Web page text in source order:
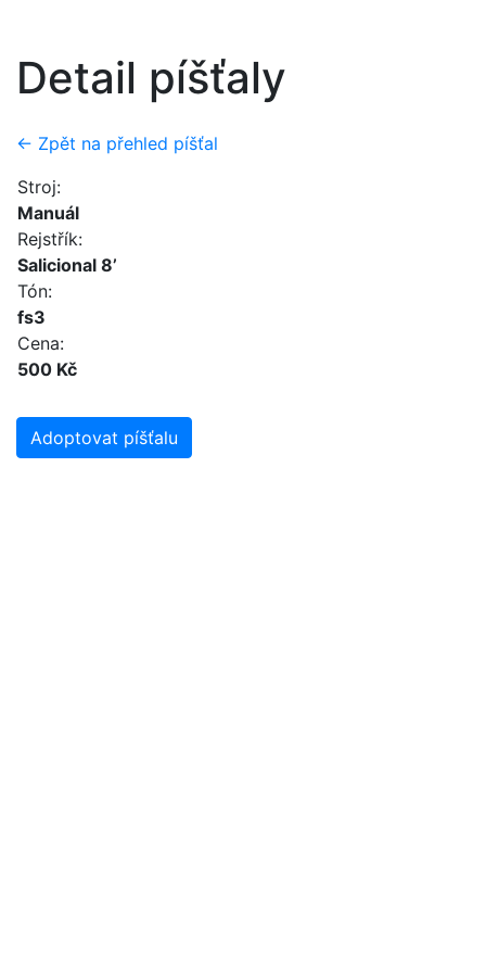
Detail píšťaly
← Zpět na přehled píšťal
Stroj:
Manuál
Rejstřík:
Salicional 8’
Tón:
fs3
Cena:
500 Kč
Adoptovat píšťalu